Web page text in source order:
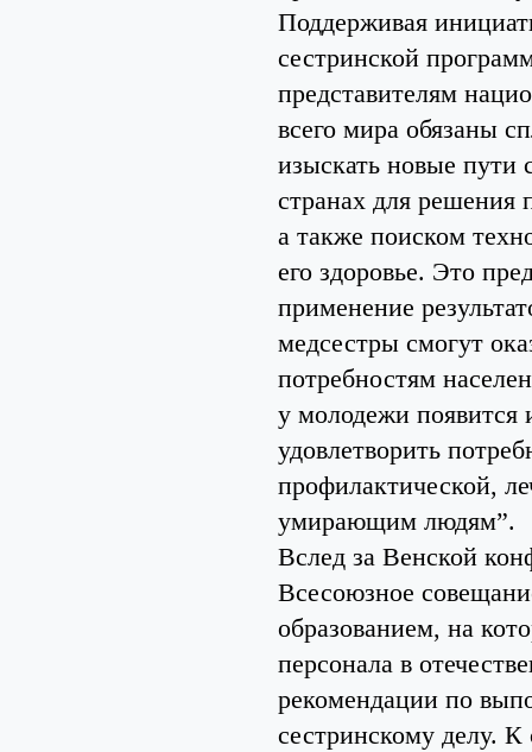
Поддерживая
сестринской
представителям
всего мира обязаны
изыскать новые пути
странах для
а также поиском
его здоровье. Это
применение
медсестры смогут
потребностям
у молодежи появится
удовлетворить
профилактической,
умирающим людям”.
Вслед за Венской
Всесоюзное
образованием, на
персонала в
рекомендации по
сестринскому делу.